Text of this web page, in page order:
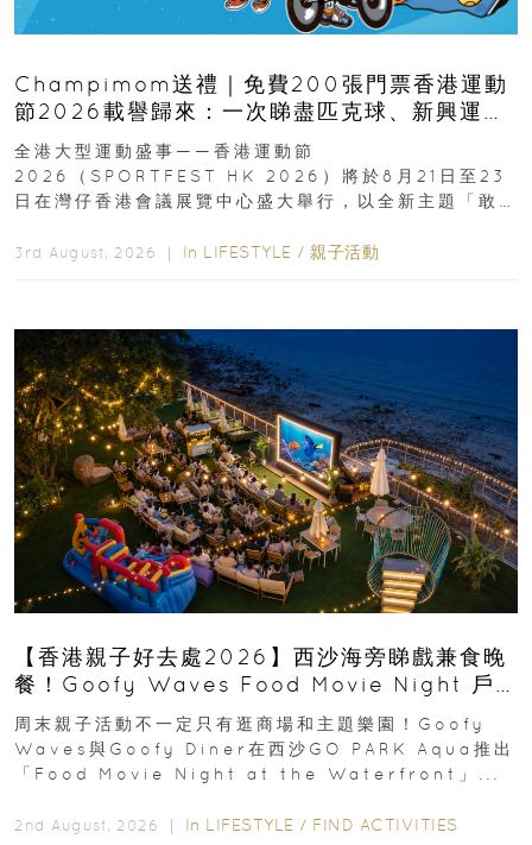
Champimom送禮｜免費200張門票香港運動
節2026載譽歸來：一次睇盡匹克球、新興運
動、街舞比賽＋逾百運動品牌展覽
全港大型運動盛事——香港運動節
2026（SPORTFEST HK 2026）將於8月21日至23
日在灣仔香港會議展覽中心盛大舉行，以全新主題「敢
3rd August, 2026 ｜ In LIFESTYLE / 親子活動
【香港親子好去處2026】西沙海旁睇戲兼食晚
餐！Goofy Waves Food Movie Night 戶
外影院逢週末登場
周末親子活動不一定只有逛商場和主題樂園！Goofy
Waves與Goofy Diner在西沙GO PARK Aqua推出
「Food Movie Night at the Waterfront」...
2nd August, 2026 ｜ In LIFESTYLE / FIND ACTIVITIES